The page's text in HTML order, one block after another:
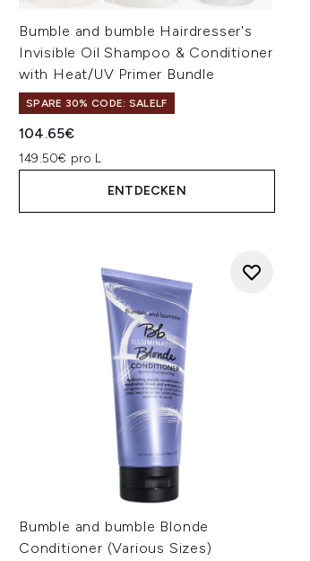
Bumble and bumble Hairdresser's
Invisible Oil Shampoo & Conditioner
with Heat/UV Primer Bundle
SPARE 30% CODE: SALELF
104.65€
149.50€ pro L
ENTDECKEN
Bumble and bumble Blonde
Conditioner (Various Sizes)